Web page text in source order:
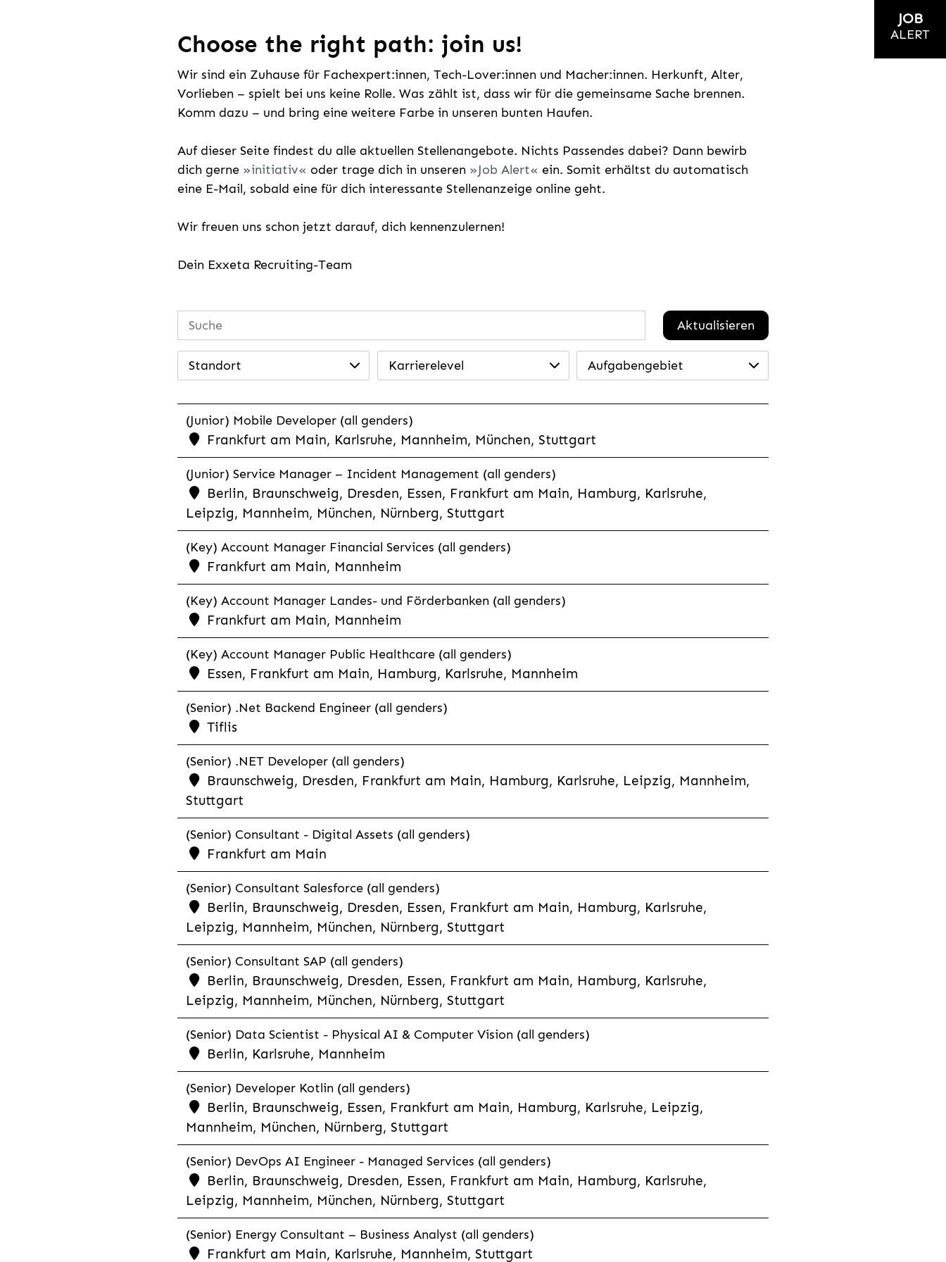
Choose the right path: join us!
Wir sind ein Zuhause für Fachexpert:innen, Tech-Lover:innen und Macher:innen. Herkunft, Alter,
Vorlieben – spielt bei uns keine Rolle. Was zählt ist, dass wir für die gemeinsame Sache brennen.
Komm dazu – und bring eine weitere Farbe in unseren bunten Haufen.
Auf dieser Seite findest du alle aktuellen Stellenangebote. Nichts Passendes dabei? Dann bewirb
dich gerne
initiativ oder trage dich in unseren Job Alert
ein. Somit erhältst du automatisch
eine E-Mail, sobald eine für dich interessante Stellenanzeige online geht.
Wir freuen uns schon jetzt darauf, dich kennenzulernen!
Dein Exxeta Recruiting-Team
Aktualisieren
Standort Karrierelevel Aufgabengebiet
(Junior) Mobile Developer (all genders)
Frankfurt am Main, Karlsruhe, Mannheim, München, Stuttgart
(Junior) Service Manager – Incident Management (all genders)
Berlin, Braunschweig, Dresden, Essen, Frankfurt am Main, Hamburg, Karlsruhe,
Leipzig, Mannheim, München, Nürnberg, Stuttgart
(Key) Account Manager Financial Services (all genders)
Frankfurt am Main, Mannheim
(Key) Account Manager Landes- und Förderbanken (all genders)
Frankfurt am Main, Mannheim
(Key) Account Manager Public Healthcare (all genders)
Essen, Frankfurt am Main, Hamburg, Karlsruhe, Mannheim
(Senior) .Net Backend Engineer (all genders)
Tiflis
(Senior) .NET Developer (all genders)
Braunschweig, Dresden, Frankfurt am Main, Hamburg, Karlsruhe, Leipzig, Mannheim,
Stuttgart
(Senior) Consultant - Digital Assets (all genders)
Frankfurt am Main
(Senior) Consultant Salesforce (all genders)
Berlin, Braunschweig, Dresden, Essen, Frankfurt am Main, Hamburg, Karlsruhe,
Leipzig, Mannheim, München, Nürnberg, Stuttgart
(Senior) Consultant SAP (all genders)
Berlin, Braunschweig, Dresden, Essen, Frankfurt am Main, Hamburg, Karlsruhe,
Leipzig, Mannheim, München, Nürnberg, Stuttgart
(Senior) Data Scientist - Physical AI & Computer Vision (all genders)
Berlin, Karlsruhe, Mannheim
(Senior) Developer Kotlin (all genders)
Berlin, Braunschweig, Essen, Frankfurt am Main, Hamburg, Karlsruhe, Leipzig,
Mannheim, München, Nürnberg, Stuttgart
(Senior) DevOps AI Engineer - Managed Services (all genders)
Berlin, Braunschweig, Dresden, Essen, Frankfurt am Main, Hamburg, Karlsruhe,
Leipzig, Mannheim, München, Nürnberg, Stuttgart
(Senior) Energy Consultant – Business Analyst (all genders)
Frankfurt am Main, Karlsruhe, Mannheim, Stuttgart
JOB
ALERT